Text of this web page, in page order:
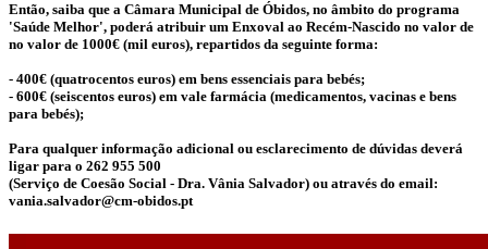
Então, saiba que a Câmara Municipal de Óbidos, no âmbito do programa
'Saúde Melhor', poderá atribuir um Enxoval ao Recém-Nascido no valor de
no valor de 1000€ (mil euros), repartidos da seguinte forma:
- 400€ (quatrocentos euros) em bens essenciais para bebés;
- 600€ (seiscentos euros) em vale farmácia (medicamentos, vacinas e bens
para bebés);
Para qualquer informação adicional ou esclarecimento de dúvidas deverá
ligar para o 262 955 500
(Serviço de Coesão Social - Dra. Vânia Salvador) ou através do email:
vania.salvador@cm-obidos.pt